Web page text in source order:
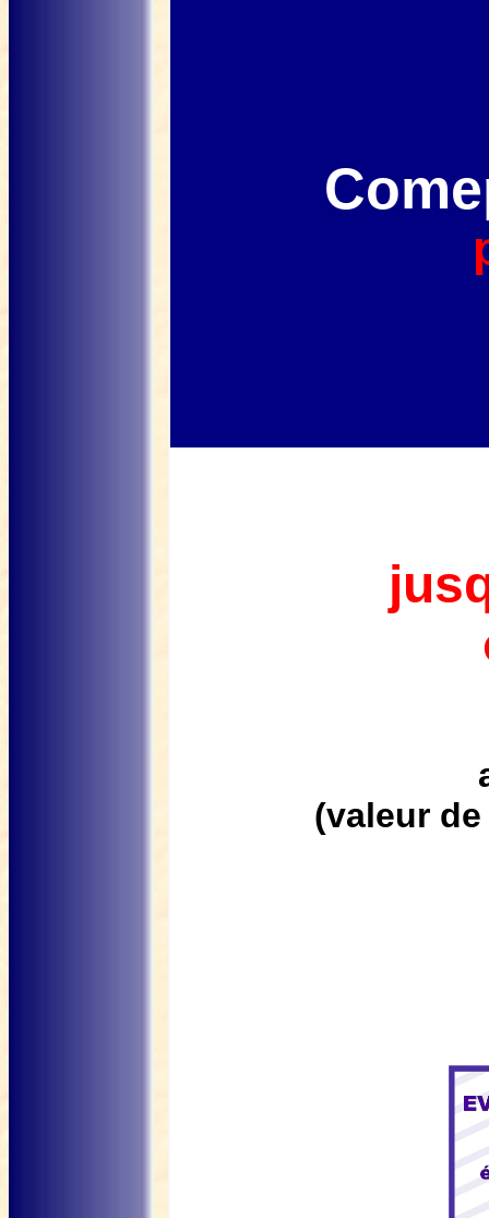
(valeur